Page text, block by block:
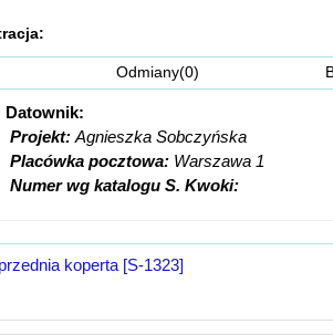
Datownik:
Projekt: Agnieszka Sobczyńska
Placówka pocztowa: Warszawa 1
Numer wg katalogu S. Kwoki:
koperta [S-1323]